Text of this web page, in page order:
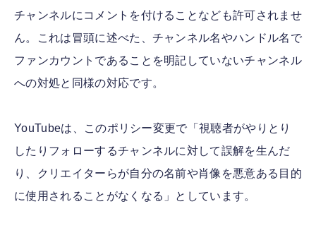
チャンネルにコメントを付けることなども許可されませ
ん。これは冒頭に述べた、チャンネル名やハンドル名で
ファンカウントであることを明記していないチャンネル
への対処と同様の対応です。
YouTubeは、このポリシー変更で「視聴者がやりとり
したりフォローするチャンネルに対して誤解を生んだ
り、クリエイターらが自分の名前や肖像を悪意ある目的
に使用されることがなくなる」としています。